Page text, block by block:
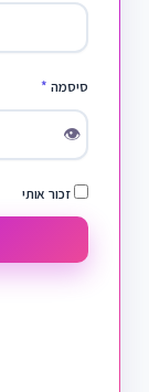
סיסמה *
👁
זכור אותי